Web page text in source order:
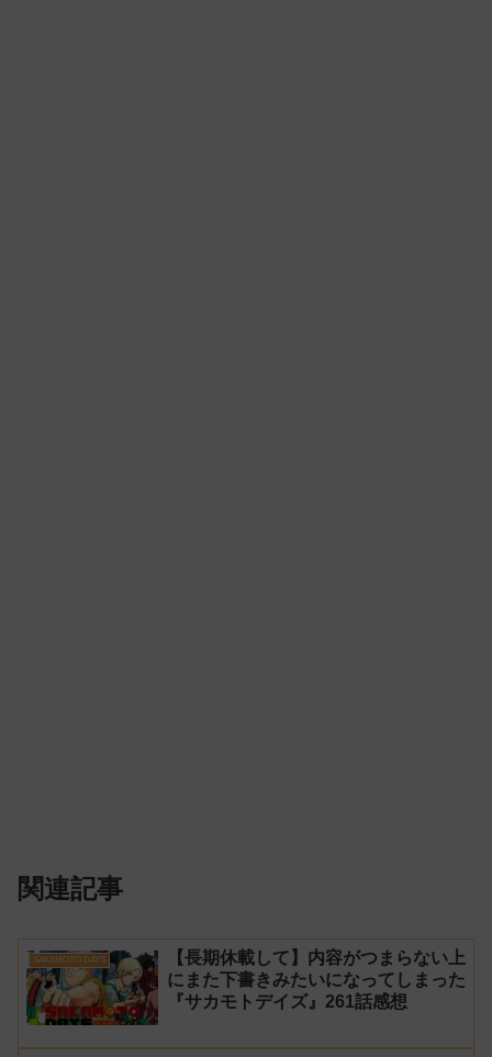
関連記事
SAKAMOTO DAYS
【長期休載して】内容がつまらない上
にまた下書きみたいになってしまった
『サカモトデイズ』261話感想